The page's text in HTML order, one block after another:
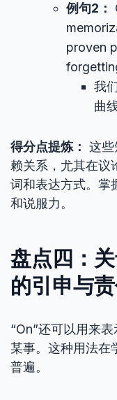
例句2：
proven
我
曲
得分点提炼： 这些
赖关系，尤其在议
词和表达方式。掌
和说服力。
盘点四：
的引申与
“On”还可以用来
某事。这种用法在
普遍。